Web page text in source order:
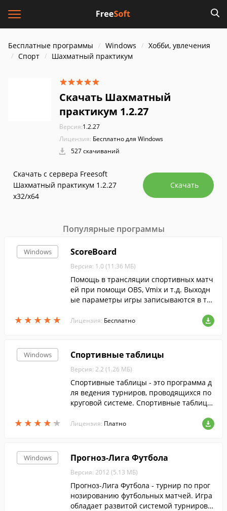
Бесплатные программы Windows
Хобби, увлечения
Спорт
Шахматный практикум
Скачать Шахматный
практикум 1.2.27
Версия:1.2.27
Лицензия: Бесплатно для Windows
527 скачиваний
Скачать с сервера Freesoft
Шахматный практикум 1.2.27
x32/x64
Скачать
Популярные программы
Windows
★ ★ ★ ★ ★
★ ★ ★ ★ ★
ScoreBoard
Версия: 1.0 (11.36 МБ)
Помощь в трансляции спортивных матч
ей при помощи OBS, Vmix и т.д. Выходн
ые параметры игры записываются в тек
Лицензия: Бесплатно
Windows
★ ★ ★ ★ ★
★ ★ ★ ★ ★
Спортивные таблицы
Версия: 2.2 (1.26 МБ)
Спортивные таблицы - это программа д
ля ведения турниров, проводящихся по
круговой системе. Спортивные таблицы
лиза результатов матчей...
Лицензия: Платно
Windows Прогноз-Лига Футбола
Версия: 2012 (5.13 МБ)
Прогноз-Лига Футбола - турнир по прог
нозированию футбольных матчей. Игра
обладает развитой системой турниров